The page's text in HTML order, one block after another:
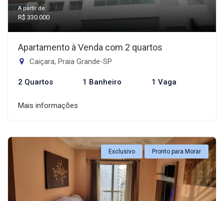
A partir de:
R$ 330.000
Apartamento à Venda com 2 quartos
Caiçara, Praia Grande-SP
2 Quartos 1 Banheiro 1 Vaga
Mais informações
Exclusivo Pronto para Morar